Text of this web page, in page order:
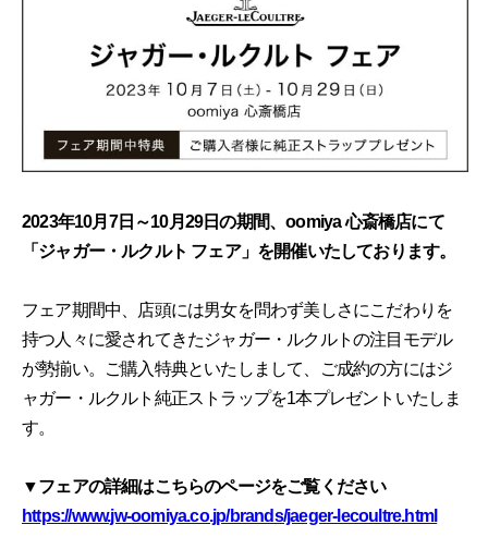
2023年10月7日～10月29日の期間、oomiya 心斎橋店にて
「ジャガー・ルクルト フェア」を開催いたしております。
フェア期間中、店頭には男女を問わず美しさにこだわりを
持つ人々に愛されてきたジャガー・ルクルトの注目モデル
が勢揃い。ご購入特典といたしまして、ご成約の方にはジ
ャガー・ルクルト純正ストラップを1本プレゼントいたしま
す。
▼フェアの詳細はこちらのページをご覧ください
https://www.jw-oomiya.co.jp/brands/jaeger-lecoultre.html